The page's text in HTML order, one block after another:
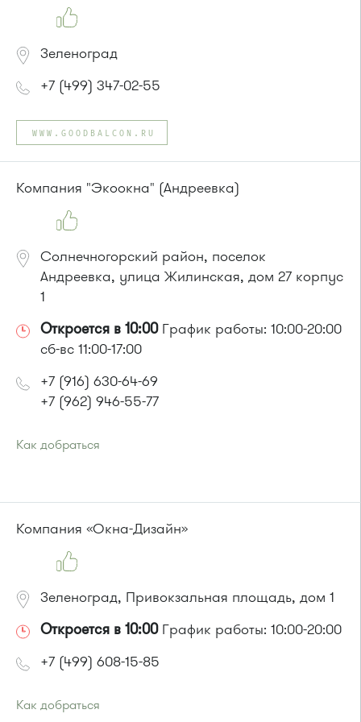
Зеленоград
+7 (499) 347-02-55
WWW.GOODBALCON.RU
Компания "Экоокна" (Андреевка)
Солнечногорский район, поселок
Андреевка, улица Жилинская, дом 27 корпус
1
Откроется в 10:00График работы: 10:00-20:00
сб-вс 11:00-17:00
+7 (916) 630-64-69
+7 (962) 946-55-77
Как добраться
Маршрутка № 495, 497
или до остановки"Голубое":
Маршрутка № 495, 497
Компания «Окна-Дизайн»
Зеленоград, Привокзальная площадь, дом 1
Откроется в 10:00График работы: 10:00-20:00
+7 (499) 608-15-85
Как добраться